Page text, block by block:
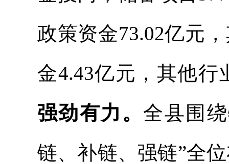
政策资金73.02亿元
金4.43亿元，其他行
强劲有力。 全县围
链、补链、强链”全